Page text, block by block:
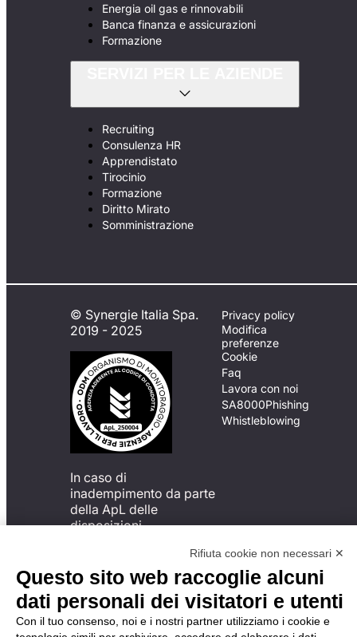
Energia oil gas e rinnovabili
Banca finanza e assicurazioni
Formazione
Recruiting
Consulenza HR
Apprendistato
Tirocinio
Formazione
Diritto Mirato
Somministrazione
© Synergie Italia Spa.
2019 - 2025
In caso di
inadempimento da parte
della ApL delle
disposizioni
possibile presentare un
reclamo
all’Organismo di
Monitoraggio utilizzando
una delle modalità
Privacy policy
Modifica
preferenze
Cookie
Faq
Lavora con noi
SA8000Phishing
Whistleblowing
Rifiuta cookie non necessari ✕
Questo sito web raccoglie alcuni
dati personali dei visitatori e utenti
Con il tuo consenso, noi e i nostri partner utilizziamo i cookie e